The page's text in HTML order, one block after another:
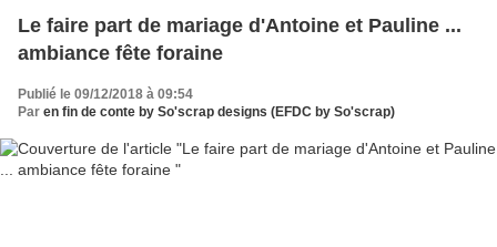
Le faire part de mariage d'Antoine et Pauline ...
ambiance fête foraine
Publié le 09/12/2018 à 09:54
Par en fin de conte by So'scrap designs (EFDC by So'scrap)